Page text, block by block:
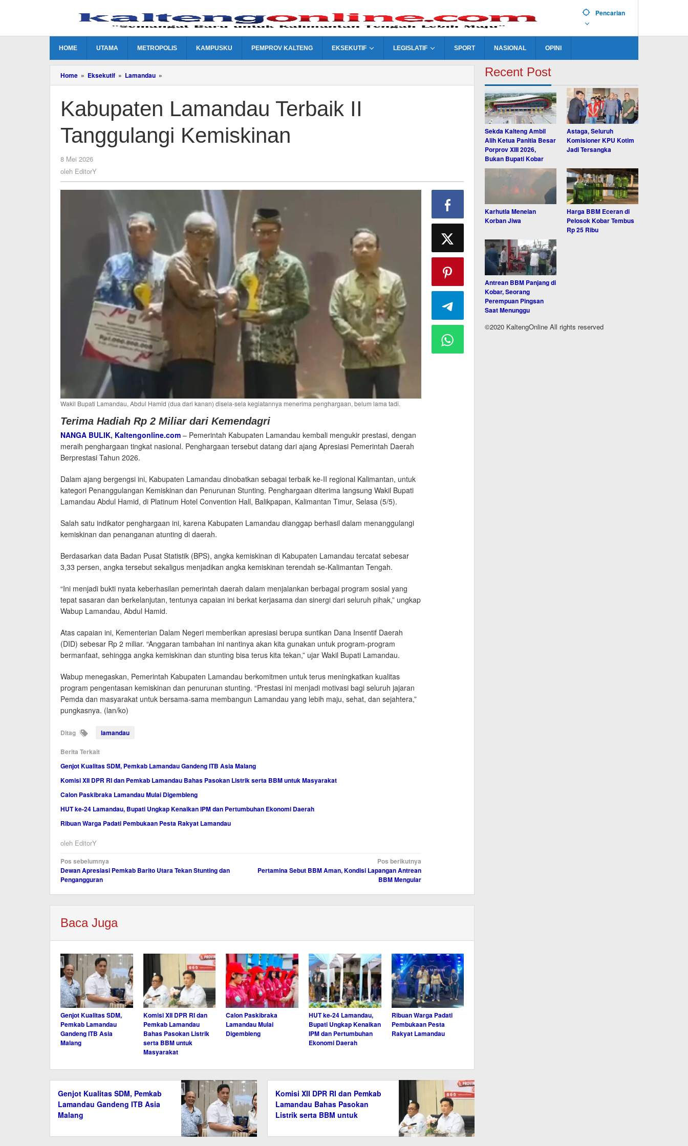
Pencarian
HOME UTAMA METROPOLIS KAMPUSKU PEMPROV KALTENG EKSEKUTIF LEGISLATIF SPORT NASIONAL OPINI
Home » Eksekutif » Lamandau »
Lamandau
Tanggulangi
Kabupaten Lamandau Terbaik II
Tanggulangi Kemiskinan
8 Mei 2026
oleh EditorY
Wakil Bupati Lamandau, Abdul Hamid (dua dari kanan) disela-sela kegiatannya menerima penghargaan, belum lama tadi.
Terima Hadiah Rp 2 Miliar dari Kemendagri
NANGA BULIK, Kaltengonline.com – Pemerintah Kabupaten Lamandau kembali mengukir prestasi, dengan
meraih penghargaan tingkat nasional. Penghargaan tersebut datang dari ajang Apresiasi Pemerintah Daerah
Berprestasi Tahun 2026.
Dalam ajang bergengsi ini, Kabupaten Lamandau dinobatkan sebagai terbaik ke-II regional Kalimantan, untuk
kategori Penanggulangan Kemiskinan dan Penurunan Stunting. Penghargaan diterima langsung Wakil Bupati
Lamandau Abdul Hamid, di Platinum Hotel Convention Hall, Balikpapan, Kalimantan Timur, Selasa (5/5).
Salah satu indikator penghargaan ini, karena Kabupaten Lamandau dianggap berhasil dalam menanggulangi
kemiskinan dan penanganan atunting di daerah.
Berdasarkan data Badan Pusat Statistik (BPS), angka kemiskinan di Kabupaten Lamandau tercatat sebesar
3,33 persen, angka tersebut sekaligus menjadikan angka kemiskinan terendah se-Kalimantan Tengah.
“Ini menjadi bukti nyata keberhasilan pemerintah daerah dalam menjalankan berbagai program sosial yang
tepat sasaran dan berkelanjutan, tentunya capaian ini berkat kerjasama dan sinergi dari seluruh pihak,” ungkap
Wabup Lamandau, Abdul Hamid.
Atas capaian ini, Kementerian Dalam Negeri memberikan apresiasi berupa suntikan Dana Insentif Daerah
(DID) sebesar Rp 2 miliar. “Anggaran tambahan ini nantinya akan kita gunakan untuk program-program
bermanfaat, sehingga angka kemiskinan dan stunting bisa terus kita tekan,” ujar Wakil Bupati Lamandau.
Wabup menegaskan, Pemerintah Kabupaten Lamandau berkomitmen untuk terus meningkatkan kualitas
program pengentasan kemiskinan dan penurunan stunting. “Prestasi ini menjadi motivasi bagi seluruh jajaran
Pemda dan masyarakat untuk bersama-sama membangun Lamandau yang lebih maju, sehat, dan sejahtera,”
pungkasnya. (lan/ko)
Ditag lamandau
Berita Terkait
Genjot Kualitas SDM, Pemkab Lamandau Gandeng ITB Asia Malang
Komisi XII DPR RI dan Pemkab Lamandau Bahas Pasokan Listrik serta BBM untuk Masyarakat
Calon Paskibraka Lamandau Mulai Digembleng
HUT ke-24 Lamandau, Bupati Ungkap Kenaikan IPM dan Pertumbuhan Ekonomi Daerah
Ribuan Warga Padati Pembukaan Pesta Rakyat Lamandau
oleh EditorY
Navigasi
pos
Pos sebelumnya
Dewan Apresiasi Pemkab Barito Utara Tekan Stunting dan
Pengangguran
Pos berikutnya
Pertamina Sebut BBM Aman, Kondisi Lapangan Antrean
BBM Mengular
Baca Juga
Genjot Kualitas SDM,
Pemkab Lamandau
Gandeng ITB Asia
Malang
Komisi XII DPR RI dan
Pemkab Lamandau
Bahas Pasokan Listrik
serta BBM untuk
Masyarakat
Calon Paskibraka
Lamandau Mulai
Digembleng
HUT ke-24 Lamandau,
Bupati Ungkap Kenaikan
IPM dan Pertumbuhan
Ekonomi Daerah
Ribuan Warga Padati
Pembukaan Pesta
Rakyat Lamandau
Genjot Kualitas SDM, Pemkab
Lamandau Gandeng ITB Asia
Malang
Komisi XII DPR RI dan Pemkab
Lamandau Bahas Pasokan
Listrik serta BBM untuk
Recent Post
Sekda Kalteng Ambil
Alih Ketua Panitia Besar
Porprov XIII 2026,
Bukan Bupati Kobar
Astaga, Seluruh
Komisioner KPU Kotim
Jadi Tersangka
Karhutla Menelan
Korban Jiwa
Harga BBM Eceran di
Pelosok Kobar Tembus
Rp 25 Ribu
Antrean BBM Panjang di
Kobar, Seorang
Perempuan Pingsan
Saat Menunggu
©2020 KaltengOnline All rights reserved